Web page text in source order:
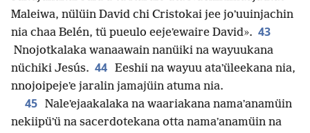
Maleiwa, nülüin David chi Cristokai jee joʼuuinjachin
nia chaa Belén, tü pueulo eejeʼewaire David». 43
Nnojotkalaka wanaawain nanüiki na wayuukana
nüchiki Jesús. 44 Eeshii na wayuu ataʼüleekana nia,
nnojoipejeʼe jaralin jamajüin atuma nia.
45 Naleʼejaakalaka na waariakana namaʼanamüin
nekiipüʼü na sacerdotekana otta namaʼanamüin na